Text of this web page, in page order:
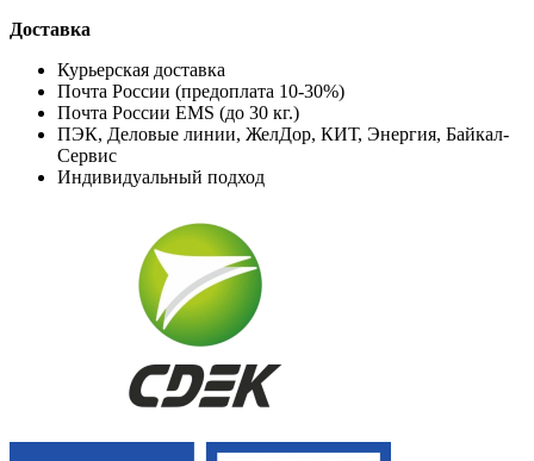
Доставка
Курьерская доставка
Почта России (предоплата 10-30%)
Почта России EMS (до 30 кг.)
ПЭК, Деловые линии, ЖелДор, КИТ, Энергия, Байкал-
Сервис
Индивидуальный подход